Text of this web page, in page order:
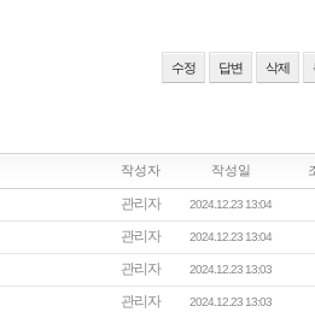
수정 답변 삭제
작성자 작성일
관리자 2024.12.23 13:04
관리자 2024.12.23 13:04
관리자 2024.12.23 13:03
관리자 2024.12.23 13:03